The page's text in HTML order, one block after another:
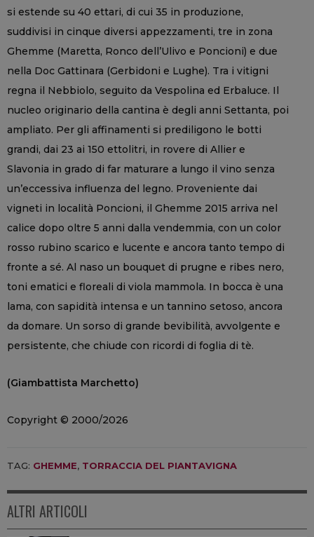
si estende su 40 ettari, di cui 35 in produzione,
suddivisi in cinque diversi appezzamenti, tre in zona
Ghemme (Maretta, Ronco dell’Ulivo e Poncioni) e due
nella Doc Gattinara (Gerbidoni e Lughe). Tra i vitigni
regna il Nebbiolo, seguito da Vespolina ed Erbaluce. Il
nucleo originario della cantina è degli anni Settanta, poi
ampliato. Per gli affinamenti si prediligono le botti
grandi, dai 23 ai 150 ettolitri, in rovere di Allier e
Slavonia in grado di far maturare a lungo il vino senza
un’eccessiva influenza del legno. Proveniente dai
vigneti in località Poncioni, il Ghemme 2015 arriva nel
calice dopo oltre 5 anni dalla vendemmia, con un color
rosso rubino scarico e lucente e ancora tanto tempo di
fronte a sé. Al naso un bouquet di prugne e ribes nero,
toni ematici e floreali di viola mammola. In bocca è una
lama, con sapidità intensa e un tannino setoso, ancora
da domare. Un sorso di grande bevibilità, avvolgente e
persistente, che chiude con ricordi di foglia di tè.
(Giambattista Marchetto)
Copyright © 2000/2026
TAG: GHEMME, TORRACCIA DEL PIANTAVIGNA
ALTRI ARTICOLI